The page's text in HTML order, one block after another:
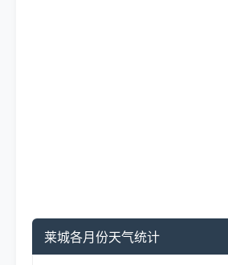
莱城各月份天气统计